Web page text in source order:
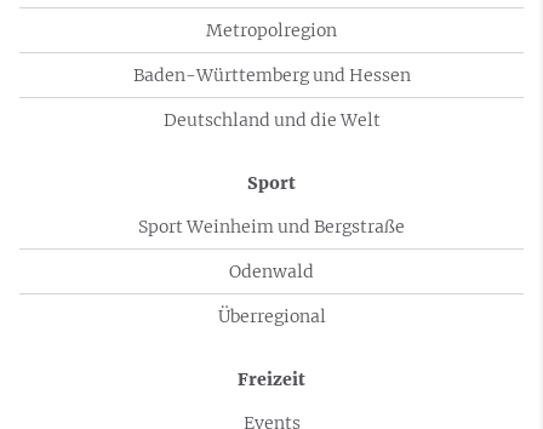
Metropolregion
Baden-Württemberg und Hessen
Deutschland und die Welt
Sport
Sport Weinheim und Bergstraße
Odenwald
Überregional
Freizeit
Events